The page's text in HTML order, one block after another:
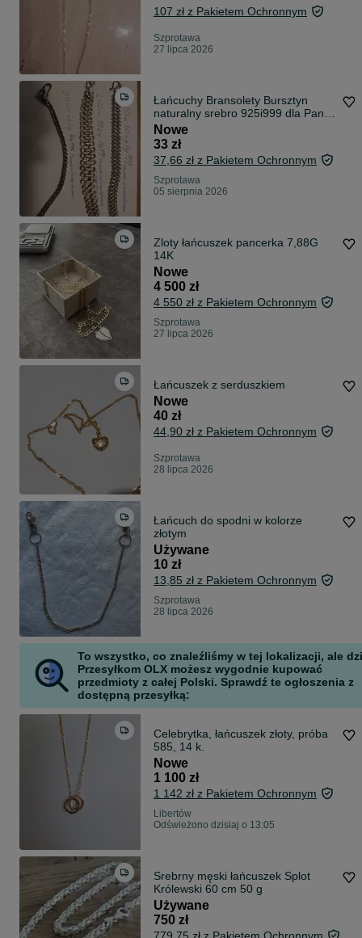
107 zł z Pakietem Ochronnym
Szprotawa
27 lipca 2026
Łańcuchy Bransolety Bursztyn
naturalny srebro 925i999 dla Pani i
Pana
Nowe
33 zł
37,66 zł z Pakietem Ochronnym
Szprotawa
05 sierpnia 2026
Zloty łańcuszek pancerka 7,88G
14K
Nowe
4 500 zł
4 550 zł z Pakietem Ochronnym
Szprotawa
27 lipca 2026
Łańcuszek z serduszkiem
Nowe
40 zł
44,90 zł z Pakietem Ochronnym
Szprotawa
28 lipca 2026
Łańcuch do spodni w kolorze
złotym
Używane
10 zł
13,85 zł z Pakietem Ochronnym
Szprotawa
28 lipca 2026
To wszystko, co znaleźliśmy w tej lokalizacji, ale
Przesyłkom OLX możesz wygodnie kupować
przedmioty z całej Polski. Sprawdź te ogłoszenia z
dostępną przesyłką:
Celebrytka, łańcuszek złoty, próba
585, 14 k.
Nowe
1 100 zł
1 142 zł z Pakietem Ochronnym
Libertów
Odświeżono dzisiaj o 13:05
Srebrny męski łańcuszek Splot
Królewski 60 cm 50 g
Używane
750 zł